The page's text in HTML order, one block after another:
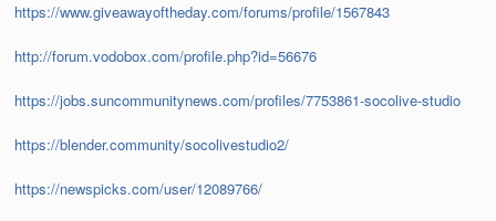
https://www.giveawayoftheday.com/forums/profile/1567843
http://forum.vodobox.com/profile.php?id=56676
https://jobs.suncommunitynews.com/profiles/7753861-socolive-studio
https://blender.community/socolivestudio2/
https://newspicks.com/user/12089766/